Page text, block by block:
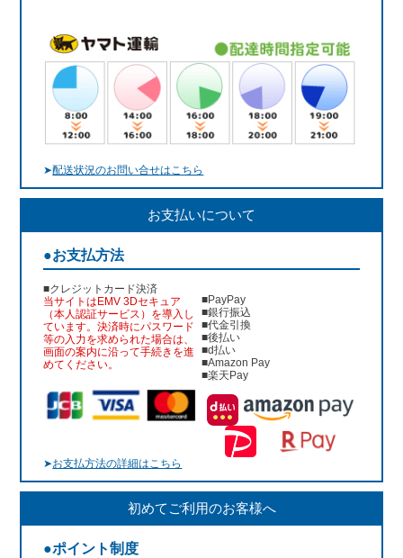
➤配送状況のお問い合せはこちら
お支払いについて
●お支払方法
■クレジットカード決済
当サイトはEMV 3Dセキュア
（本人認証サービス）を導入し
ています。決済時にパスワード
等の入力を求められた場合は、
画面の案内に沿って手続きを進
めてください。
■PayPay
■銀行振込
■代金引換
■後払い
■d払い
■Amazon Pay
■楽天Pay
➤お支払方法の詳細はこちら
初めてご利用のお客様へ
●ポイント制度